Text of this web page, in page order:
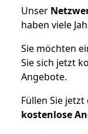
Unser
haben viele
Sie möchten
Sie sich jetzt
Angebote.
Füllen Sie
kostenlose